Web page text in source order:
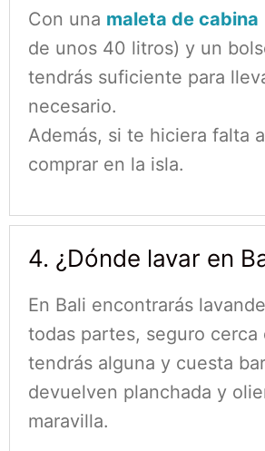
Con una maleta de cabina
de unos 40 litros) y un
tendrás suficiente para
necesario.
Además, si te hiciera falta
comprar en la isla.
4. ¿Dónde lavar en
En Bali encontrarás
todas partes, seguro cerca
tendrás alguna y cuesta
devuelven planchada y
maravilla.